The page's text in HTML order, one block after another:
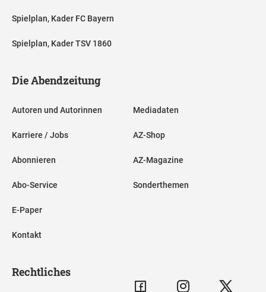
Spielplan, Kader FC Bayern
Spielplan, Kader TSV 1860
Die Abendzeitung
Autoren und Autorinnen
Karriere / Jobs
Abonnieren
Abo-Service
E-Paper
Kontakt
Mediadaten
AZ-Shop
AZ-Magazine
Sonderthemen
Rechtliches